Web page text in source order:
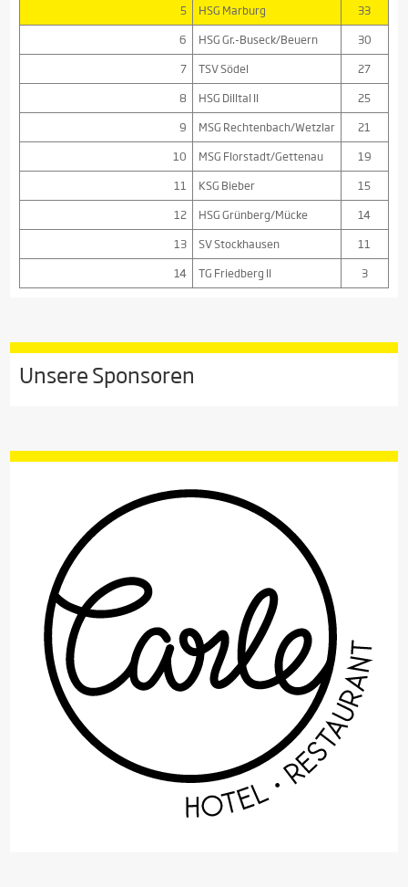
5 HSG Marburg
33
6
HSG Gr.-Buseck/Beuern
30
7
TSV Södel
27
8
HSG Dilltal II
25
9
MSG Rechtenbach/Wetzlar
21
10
MSG Florstadt/Gettenau
19
11
KSG Bieber
15
12
HSG Grünberg/Mücke
14
13
SV Stockhausen
11
14
TG Friedberg II 3
Unsere Sponsoren